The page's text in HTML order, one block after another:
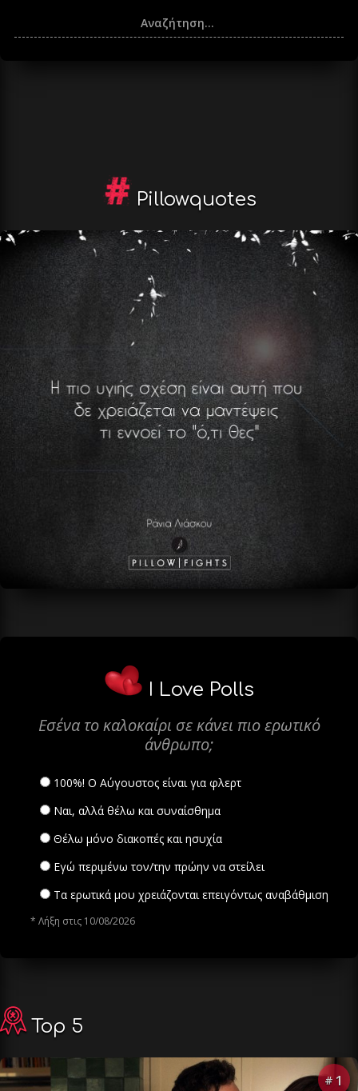
Pillowquotes
I Love Polls
Εσένα το καλοκαίρι σε κάνει πιο ερωτικό
άνθρωπο;
100%! Ο Αύγουστος είναι για φλερτ
Ναι, αλλά θέλω και συναίσθημα
Θέλω μόνο διακοπές και ησυχία
Εγώ περιμένω τον/την πρώην να στείλει
Τα ερωτικά μου χρειάζονται επειγόντως αναβάθμιση
* Λήξη στις 10/08/2026
Top 5
# 1